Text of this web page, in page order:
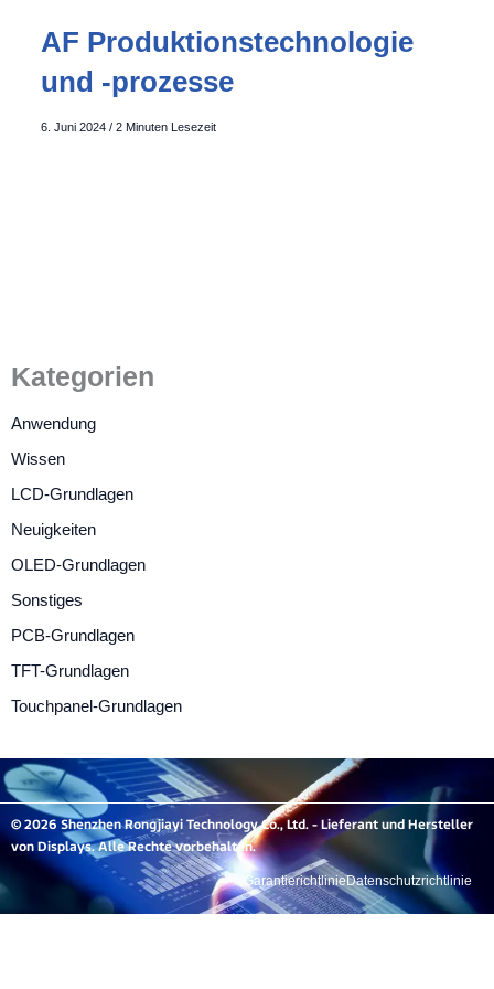
Kategorien
Anwendung
Wissen
LCD-Grundlagen
Neuigkeiten
OLED-Grundlagen
Sonstiges
PCB-Grundlagen
TFT-Grundlagen
Touchpanel-Grundlagen
AF Produktionstechnologie
und -prozesse
6. Juni 2024 / 2 Minuten Lesezeit
© 2026 Shenzhen Rongjiayi Technology Co., Ltd. - Lieferant und Hersteller
von Displays. Alle Rechte vorbehalten.
Datenschutzrichtlinie
Garantierichtlinie